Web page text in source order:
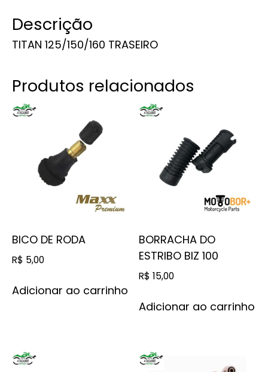
Descrição
TITAN 125/150/160 TRASEIRO
Produtos relacionados
BICO DE RODA
R$ 5,00
Adicionar ao carrinho
BORRACHA DO
ESTRIBO BIZ 100
R$ 15,00
Adicionar ao carrinho